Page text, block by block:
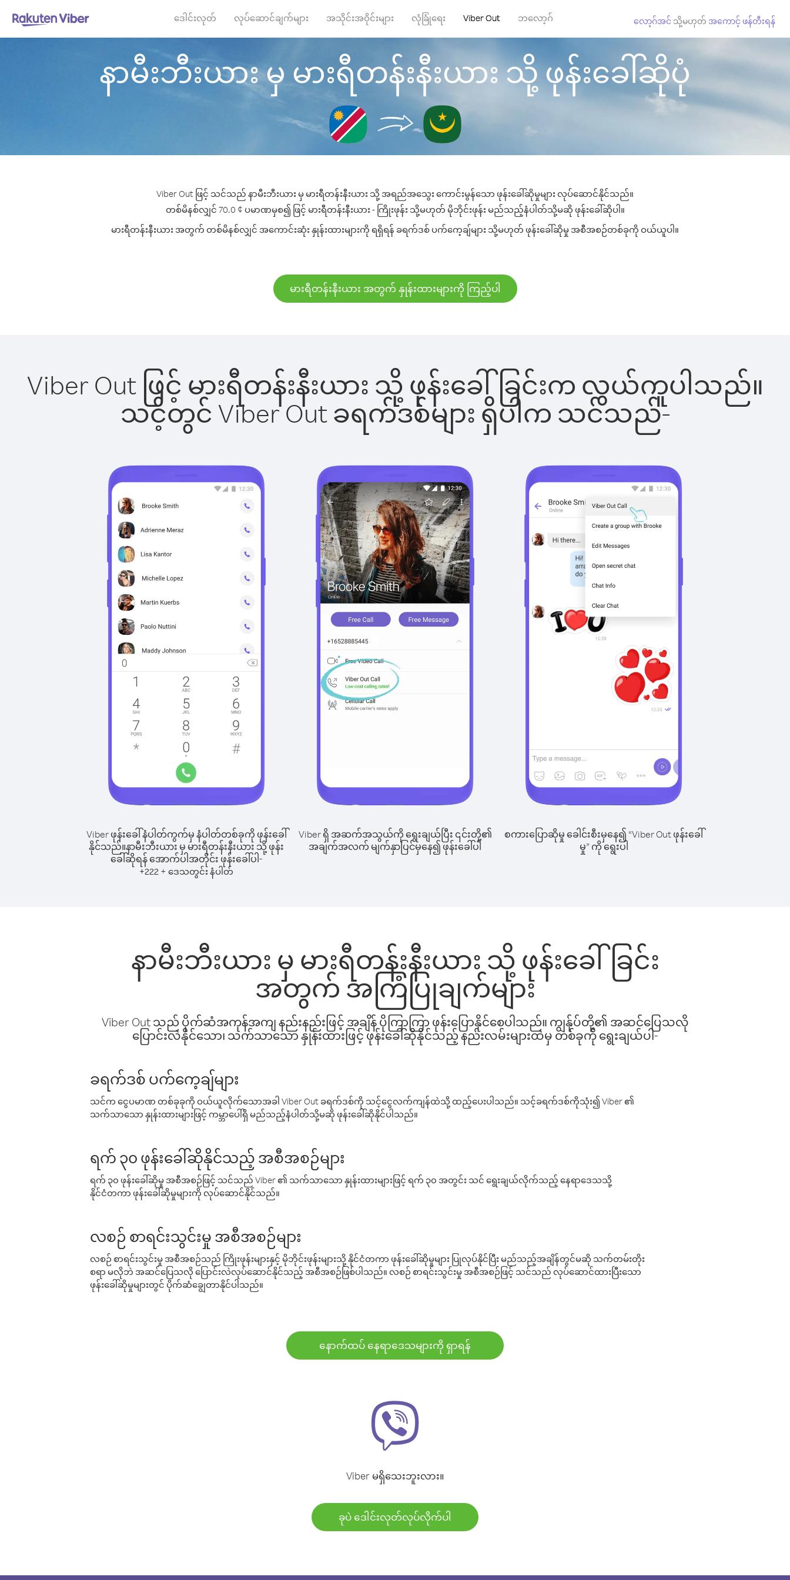
ဒေါင်းလုတ် လုပ်ဆောင်ချက်များ အသိုင်းအဝိုင်းများ လုံခြုံရေး Viber Out ဘလော့ဂ် လော့ဂ်အင် သို့မဟုတ် အကောင့် ဖန်တီးရန်
နာမီးဘီးယား မှ မားရီတန်းနီးယား သို့ ဖုန်းခေါ်ဆိုပုံ
Viber Out ဖြင့် သင်သည် နာမီးဘီးယား မှ မားရီတန်းနီးယား သို့ အရည်အသွေး ကောင်းမွန်သော ဖုန်းခေါ်ဆိုမှုများ လုပ်ဆောင်နိုင်သည်။
တစ်မိနစ်လျှင် 70.0 ¢ ပမာဏမှစ၍ ဖြင့် မားရီတန်းနီးယား - ကြိုးဖုန်း သို့မဟုတ် မိုဘိုင်းဖုန်း မည်သည့်နံပါတ်သို့မဆို ဖုန်းခေါ်ဆိုပါ။
မားရီတန်းနီးယား အတွက် တစ်မိနစ်လျှင် အကောင်းဆုံး နှုန်းထားများကို ရရှိရန် ခရက်ဒစ် ပက်ကေ့ချ်များ သို့မဟုတ် ဖုန်းခေါ်ဆိုမှု အစီအစဉ်တစ်ခုကို ဝယ်ယူပါ။
မားရီတန်းနီးယား အတွက် နှုန်းထားများကို ကြည့်ပါ
Viber Out ဖြင့် မားရီတန်းနီးယား သို့ ဖုန်းခေါ်ခြင်းက လွယ်ကူပါသည်။
သင့်တွင် Viber Out ခရက်ဒစ်များ ရှိပါက သင်သည်-
Viber ဖုန်းခေါ်နံပါတ်ကွက်မှ နံပါတ်တစ်ခုကို ဖုန်းခေါ်
နိုင်သည်။နာမီးဘီးယား မှ မားရီတန်းနီးယား သို့ ဖုန်း
ခေါ်ဆိုရန် အောက်ပါအတိုင်း ဖုန်းခေါ်ပါ-
+222 + ဒေသတွင်း နံပါတ်
Viber ရှိ အဆက်အသွယ်ကို ရွေးချယ်ပြီး ၎င်းတို့၏
အချက်အလက် မျက်နှာပြင်မှနေ၍ ဖုန်းခေါ်ပါ
စကားပြောဆိုမှု ခေါင်းစီးမှနေ၍ “Viber Out ဖုန်းခေါ်
မှု” ကို ရွေးပါ
နာမီးဘီးယား မှ မားရီတန်းနီးယား သို့ ဖုန်းခေါ်ခြင်း
အတွက် အကြံပြုချက်များ
Viber Out သည် ပိုက်ဆံအကုန်အကျ နည်းနည်းဖြင့် အချိန် ပိုကြာကြာ ဖုန်းပြောနိုင်စေပါသည်။ ကျွန်ုပ်တို့၏ အဆင်ပြေသလို
ပြောင်းလဲနိုင်သော၊ သက်သာသော နှုန်းထားဖြင့် ဖုန်းခေါ်ဆိုနိုင်သည့် နည်းလမ်းများထဲမှ တစ်ခုကို ရွေးချယ်ပါ-
ခရက်ဒစ် ပက်ကေ့ချ်များ
သင်က ငွေပမာဏ တစ်ခုခုကို ဝယ်ယူလိုက်သောအခါ Viber Out ခရက်ဒစ်ကို သင့်ငွေလက်ကျန်ထဲသို့ ထည့်ပေးပါသည်။ သင့်ခရက်ဒစ်ကိုသုံး၍ Viber ၏
သက်သာသော နှုန်းထားများဖြင့် ကမ္ဘာပေါ်ရှိ မည်သည့်နံပါတ်သို့မဆို ဖုန်းခေါ်ဆိုနိုင်ပါသည်။
ရက် ၃၀ ဖုန်းခေါ်ဆိုနိုင်သည့် အစီအစဉ်များ
ရက် ၃၀ ဖုန်းခေါ်ဆိုမှု အစီအစဉ်ဖြင့် သင်သည် Viber ၏ သက်သာသော နှုန်းထားများဖြင့် ရက် ၃၀ အတွင်း သင် ရွေးချယ်လိုက်သည့် နေရာဒေသသို့
နိုင်ငံတကာ ဖုန်းခေါ်ဆိုမှုများကို လုပ်ဆောင်နိုင်သည်။
လစဉ် စာရင်းသွင်းမှု အစီအစဉ်များ
လစဉ် စာရင်းသွင်းမှု အစီအစဉ်သည် ကြိုးဖုန်းများနှင့် မိုဘိုင်းဖုန်းများသို့ နိုင်ငံတကာ ဖုန်းခေါ်ဆိုမှုများ ပြုလုပ်နိုင်ပြီး မည်သည့်အချိန်တွင်မဆို သက်တမ်းတိုး
စရာ မလိုဘဲ အဆင်ပြေသလို ပြောင်းလဲလုပ်ဆောင်နိုင်သည့် အစီအစဉ်ဖြစ်ပါသည်။ လစဉ် စာရင်းသွင်းမှု အစီအစဉ်ဖြင့် သင်သည် လုပ်ဆောင်ထားပြီးသော
ဖုန်းခေါ်ဆိုမှုများတွင် ပိုက်ဆံချွေတာနိုင်ပါသည်။
နောက်ထပ် နေရာဒေသများကို ရှာရန်
Viber မရှိသေးဘူးလား။
ခုပဲ ဒေါင်းလုတ်လုပ်လိုက်ပါ